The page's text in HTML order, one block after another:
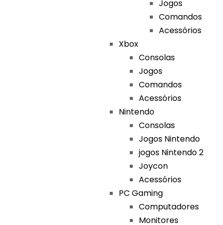
Jogos
Comandos
Acessórios
Xbox
Consolas
Jogos
Comandos
Acessórios
Nintendo
Consolas
Jogos Nintendo
jogos Nintendo 2
Joycon
Acessórios
PC Gaming
Computadores
Monitores